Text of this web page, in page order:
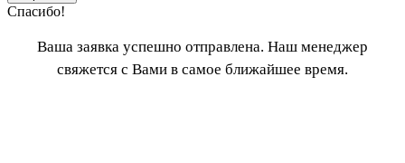
Спасибо!
Ваша заявка успешно отправлена. Наш менеджер
свяжется с Вами в самое ближайшее время.